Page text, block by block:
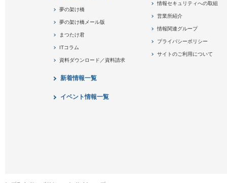
夢の架け橋
夢の架け橋メール版
まつたけ君
ITコラム
資料ダウンロード／資料請求
新着情報一覧
イベント情報一覧
情報セキュリティへの取組
営業所紹介
情報関連グループ
プライバシーポリシー
サイトのご利用について